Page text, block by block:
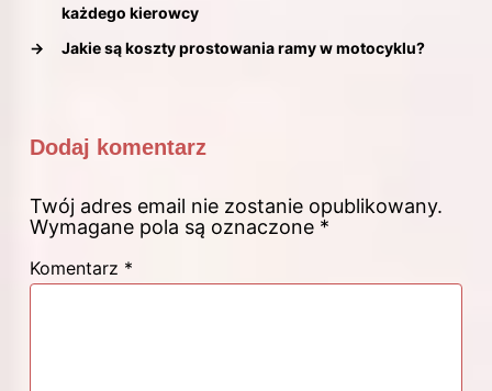
każdego kierowcy
→
Jakie są koszty prostowania ramy w motocyklu?
Dodaj komentarz
Twój adres email nie zostanie opublikowany.
Wymagane pola są oznaczone *
Komentarz *